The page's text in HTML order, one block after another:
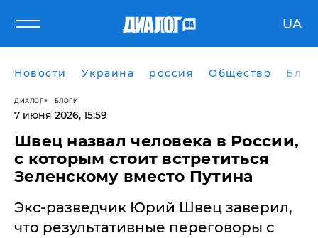
UA
Новости Украина россия Общество
ДИАЛОГ БЛОГИ
7 июня 2026, 15:59
Швец назвал человека в России,
с которым стоит встретиться
Зеленскому вместо Путина
Экс-разведчик Юрий Швец заверил,
что результативные переговоры с